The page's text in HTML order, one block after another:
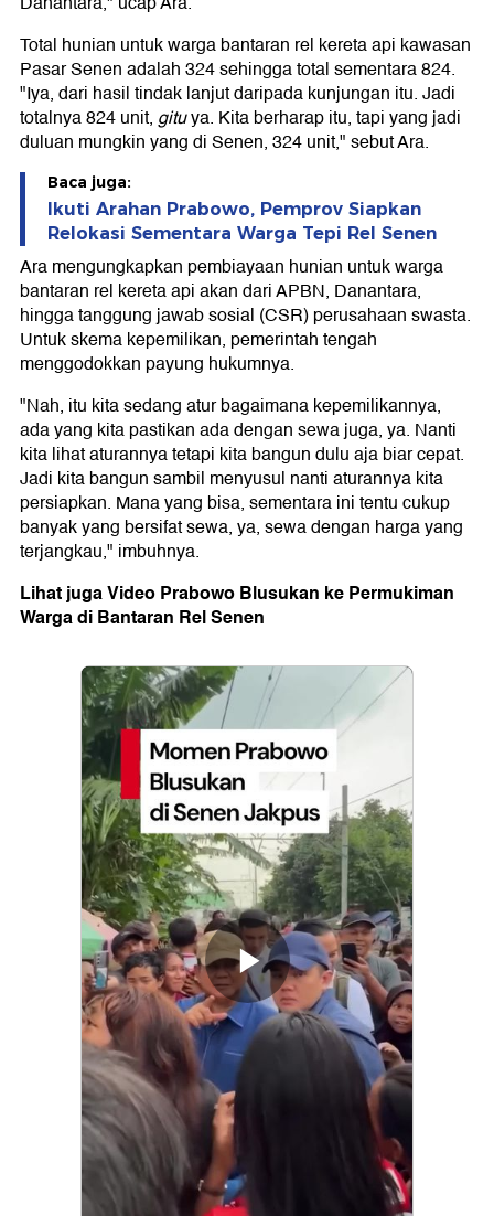
Total hunian untuk warga bantaran rel kereta api kawasan
Pasar Senen adalah 324 sehingga total sementara 824.
"Iya, dari hasil tindak lanjut daripada kunjungan itu. Jadi
totalnya 824 unit,gituya. Kita berharap itu, tapi yang jadi
duluan mungkin yang di Senen, 324 unit," sebut Ara.
Baca juga:
Ikuti Arahan Prabowo, Pemprov Siapkan
Relokasi Sementara Warga Tepi Rel Senen
Ara mengungkapkan pembiayaan hunian untuk warga
bantaran rel kereta api akan dari APBN, Danantara,
hingga tanggung jawab sosial (CSR) perusahaan swasta.
Untuk skema kepemilikan, pemerintah tengah
menggodokkan payung hukumnya.
"Nah, itu kita sedang atur bagaimana kepemilikannya,
ada yang kita pastikan ada dengan sewa juga, ya. Nanti
kita lihat aturannya tetapi kita bangun dulu aja biar cepat.
Jadi kita bangun sambil menyusul nanti aturannya kita
persiapkan. Mana yang bisa, sementara ini tentu cukup
banyak yang bersifat sewa, ya, sewa dengan harga yang
terjangkau," imbuhnya.
Lihat juga Video Prabowo Blusukan ke Permukiman
Warga di Bantaran Rel Senen